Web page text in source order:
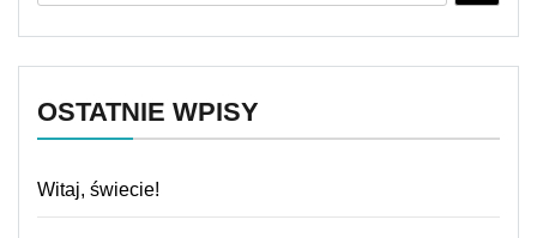
OSTATNIE WPISY
Witaj, świecie!